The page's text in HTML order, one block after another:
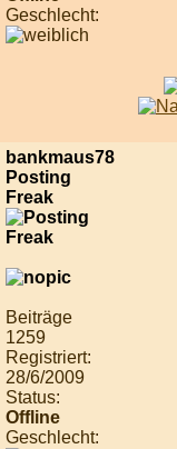
Geschlecht:
bankmaus78
Posting
Freak
Beiträge
1259
Registriert:
28/6/2009
Status:
Offline
Geschlecht: